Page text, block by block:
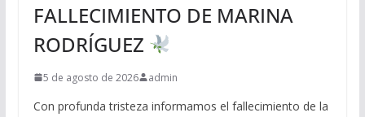
FALLECIMIENTO DE MARINA
RODRÍGUEZ
5 de agosto de 2026 admin
Con profunda tristeza informamos el fallecimiento de la